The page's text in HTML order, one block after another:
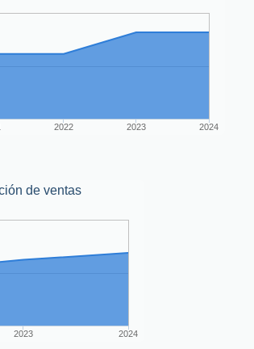
2022 2023 2024
de ventas
2023 2024